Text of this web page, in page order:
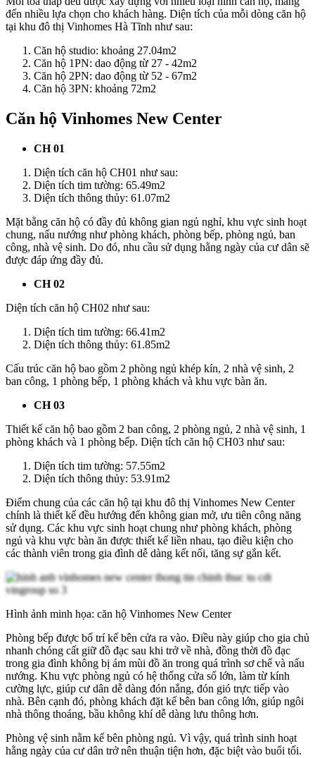
đến nhiều lựa chọn cho khách hàng. Diện tích của mỗi dòng căn hộ
tại khu đô thị Vinhomes Hà Tĩnh như sau:
Căn hộ studio: khoảng 27.04m2
Căn hộ 1PN: dao động từ 27 - 42m2
Căn hộ 2PN: dao động từ 52 - 67m2
Căn hộ 3PN: khoảng 72m2
Căn hộ Vinhomes New Center
CH 01
Diện tích căn hộ CH01 như sau:
Diện tích tim tường: 65.49m2
Diện tích thông thủy: 61.07m2
Mặt bằng căn hộ có đầy đủ không gian ngủ nghỉ, khu vực sinh hoạt
chung, nấu nướng như phòng khách, phòng bếp, phòng ngủ, ban
công, nhà vệ sinh. Do đó, nhu cầu sử dụng hằng ngày của cư dân sẽ
được đáp ứng đầy đủ.
CH 02
Diện tích căn hộ CH02 như sau:
Diện tích tim tường: 66.41m2
Diện tích thông thủy: 61.85m2
Cấu trúc căn hộ bao gồm 2 phòng ngủ khép kín, 2 nhà vệ sinh, 2
ban công, 1 phòng bếp, 1 phòng khách và khu vực bàn ăn.
CH 03
Thiết kế căn hộ bao gồm 2 ban công, 2 phòng ngủ, 2 nhà vệ sinh, 1
phòng khách và 1 phòng bếp. Diện tích căn hộ CH03 như sau:
Diện tích tim tường: 57.55m2
Diện tích thông thủy: 53.91m2
Điểm chung của các căn hộ tại khu đô thị Vinhomes New Center
chính là thiết kế đều hướng đến không gian mở, ưu tiên công năng
sử dụng. Các khu vực sinh hoạt chung như phòng khách, phòng
ngủ và khu vực bàn ăn được thiết kế liền nhau, tạo điều kiện cho
các thành viên trong gia đình dễ dàng kết nối, tăng sự gắn kết.
Hình ảnh minh họa: căn hộ Vinhomes New Center
Phòng bếp được bố trí kế bên cửa ra vào. Điều này giúp cho gia chủ
nhanh chóng cất giữ đồ đạc sau khi trở về nhà, đồng thời đồ đạc
trong gia đình không bị ám mùi đồ ăn trong quá trình sơ chế và nấu
nướng. Khu vực phòng ngủ có hệ thống cửa sổ lớn, làm từ kính
cường lực, giúp cư dân dễ dàng đón nắng, đón gió trực tiếp vào
nhà. Bên cạnh đó, phòng khách đặt kế bên ban công lớn, giúp ngôi
nhà thông thoáng, bầu không khí dễ dàng lưu thông hơn.
Phòng vệ sinh nằm kế bên phòng ngủ. Vì vậy, quá trình sinh hoạt
hằng ngày của cư dân trở nên thuận tiện hơn, đặc biệt vào buổi tối.